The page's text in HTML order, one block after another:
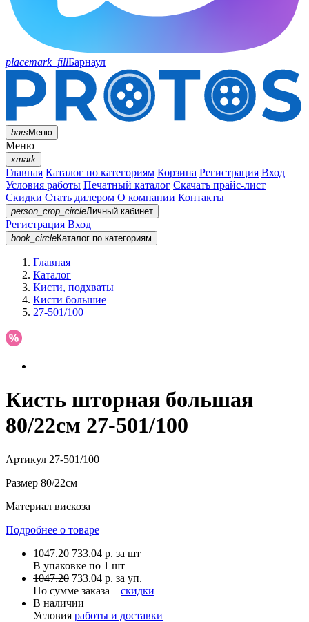
placemark_fillБарнаул
barsМеню
Меню
xmark
Главная Каталог по категориям Корзина Регистрация Вход
Условия работы Печатный каталог Скачать прайс-лист
Скидки Стать дилером О компании Контакты
person_crop_circleЛичный кабинет
Регистрация Вход
book_circleКаталог по категориям
Главная
Каталог
Кисти, подхваты
Кисти большие
27-501/100
Кисть шторная большая
80/22см 27-501/100
Артикул 27-501/100
Размер 80/22см
Материал вискоза
Подробнее о товаре
1047.20 733.04 р. за шт
В упаковке по 1 шт
1047.20 733.04 р. за уп.
По сумме заказа – скидки
В наличии
Условия работы и доставки